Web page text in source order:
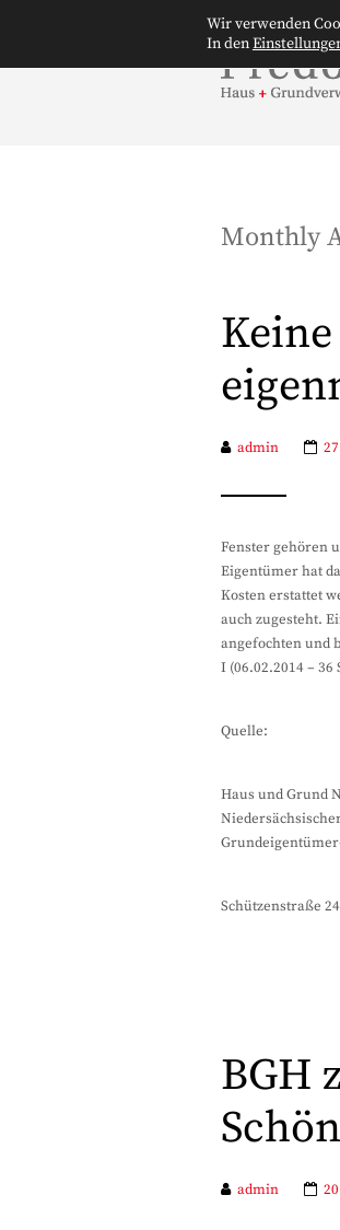
Monthly
admin
Fenster gehören
Eigentümer hat
Kosten erstattet
auch zugesteht.
angefochten und
I (06.02.2014 – 36
Quelle:
Haus und Grund
Schützenstraße
BGH
admin
Wir verwenden
In den